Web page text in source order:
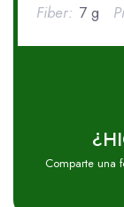
Fiber: 7 g
Comparte una